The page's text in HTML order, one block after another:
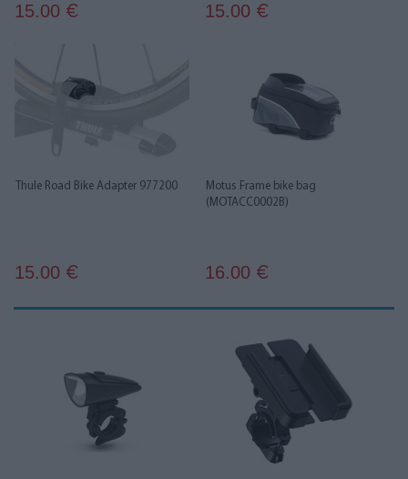
15.00 € 15.00 €
Thule Road Bike Adapter 977200
15.00 €
Motus Frame bike bag
(MOTACC0002B)
16.00 €